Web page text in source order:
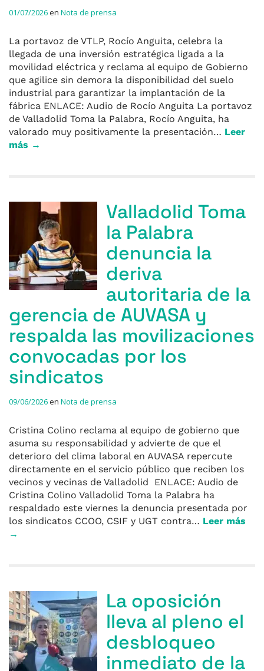
01/07/2026en Nota de prensa
La portavoz de VTLP, Rocío Anguita, celebra la
llegada de una inversión estratégica ligada a la
movilidad eléctrica y reclama al equipo de Gobierno
que agilice sin demora la disponibilidad del suelo
industrial para garantizar la implantación de la
fábrica ENLACE: Audio de Rocío Anguita La portavoz
de Valladolid Toma la Palabra, Rocío Anguita, ha
valorado muy positivamente la presentación… Leer
más →
Valladolid Toma
la Palabra
denuncia la
deriva
autoritaria de la
gerencia de AUVASA y
respalda las movilizaciones
convocadas por los
sindicatos
09/06/2026en Nota de prensa
Cristina Colino reclama al equipo de gobierno que
asuma su responsabilidad y advierte de que el
deterioro del clima laboral en AUVASA repercute
directamente en el servicio público que reciben los
vecinos y vecinas de Valladolid ENLACE: Audio de
Cristina Colino Valladolid Toma la Palabra ha
respaldado este viernes la denuncia presentada por
los sindicatos CCOO, CSIF y UGT contra… Leer más
→
La oposición
lleva al pleno el
desbloqueo
inmediato de la